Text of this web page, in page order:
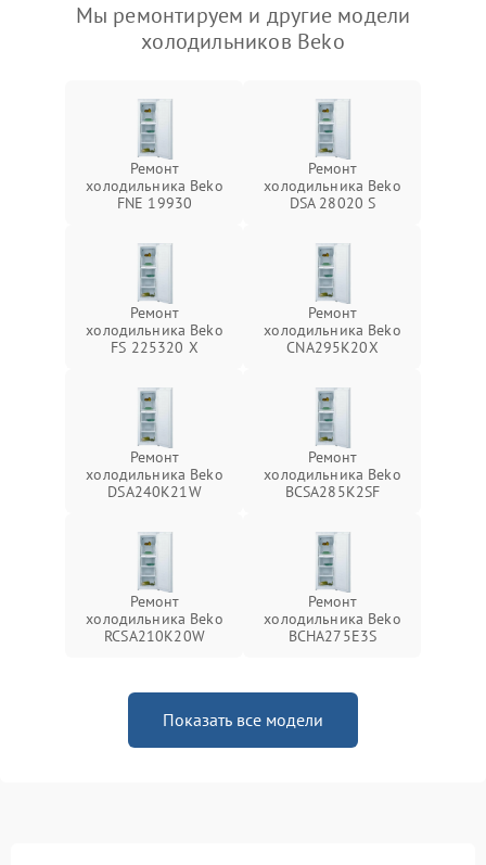
Мы ремонтируем и другие модели
холодильников Beko
Ремонт
холодильника Beko
FNE 19930
Ремонт
холодильника Beko
DSA 28020 S
Ремонт
холодильника Beko
FS 225320 X
Ремонт
холодильника Beko
CNA295K20X
Ремонт
холодильника Beko
DSA240K21W
Ремонт
холодильника Beko
BCSA285K2SF
Ремонт
холодильника Beko
RCSA210K20W
Ремонт
холодильника Beko
BCHA275E3S
Показать все модели